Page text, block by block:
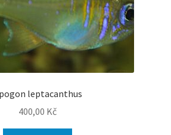
leptacanthus
400,00 Kč